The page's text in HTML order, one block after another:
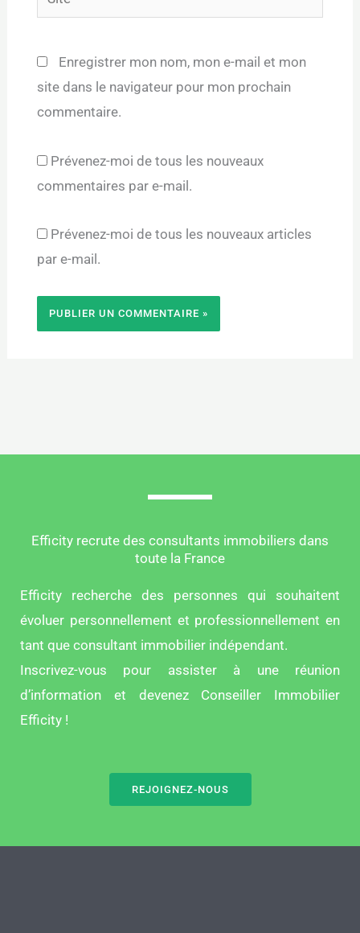
Enregistrer mon nom, mon e-mail et mon
site dans le navigateur pour mon prochain
commentaire.
Prévenez-moi de tous les nouveaux
commentaires par e-mail.
Prévenez-moi de tous les nouveaux articles
par e-mail.
Efficity recrute des consultants immobiliers dans
toute la France
Efficity recherche des personnes qui souhaitent
évoluer personnellement et professionnellement en
tant que consultant immobilier indépendant.
Inscrivez-vous pour assister à une réunion
d’information et devenez Conseiller Immobilier
Efficity !
REJOIGNEZ-NOUS